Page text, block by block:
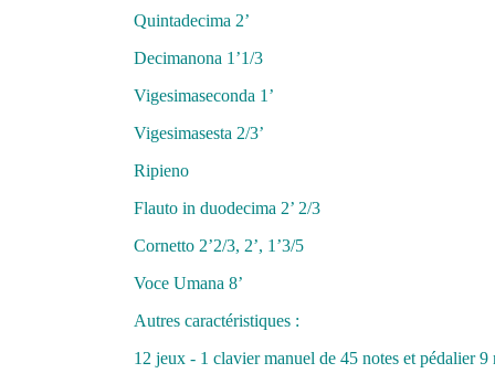
Quintadecima 2’
Decimanona 1’1/3
Vigesimaseconda 1’
Vigesimasesta 2/3’
Ripieno
Flauto in duodecima 2’ 2/3
Cornetto 2’2/3, 2’, 1’3/5
Voce Umana 8’
Autres caractéristiques :
12 jeux - 1 clavier manuel de 45 notes et pédalier 9